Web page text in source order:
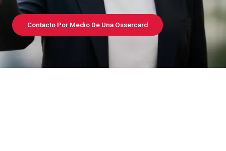
Contacto Por Medio De Una Ossercard